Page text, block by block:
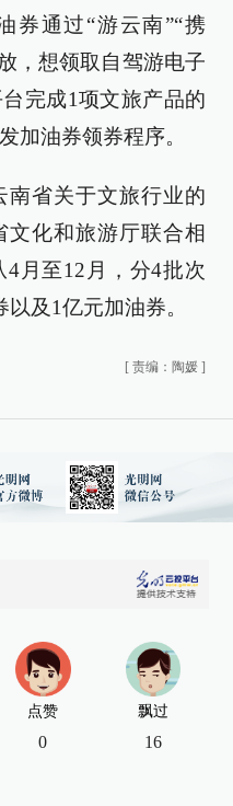
券通过“游云南”“携
，想领取自驾游电子
完成1项文旅产品的
加油券领券程序。
南省关于文旅行业的
文化和旅游厅联合相
月至12月，分4批次
及1亿元加油券。
[ 责编：陶媛 ]
点赞
0
飘过
16